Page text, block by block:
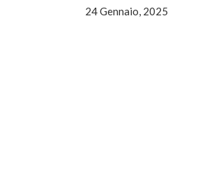
24 Gennaio, 2025